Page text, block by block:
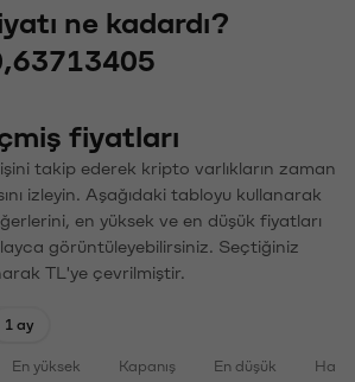
ne kadardı?
fiyatları
takip ederek kripto varlıkların zaman
izleyin. Aşağıdaki tabloyu kullanarak
en yüksek ve en düşük fiyatları
görüntüleyebilirsiniz. Seçtiğiniz
TL'ye çevrilmiştir.
1 ay
En yüksek Kapanış En düşük